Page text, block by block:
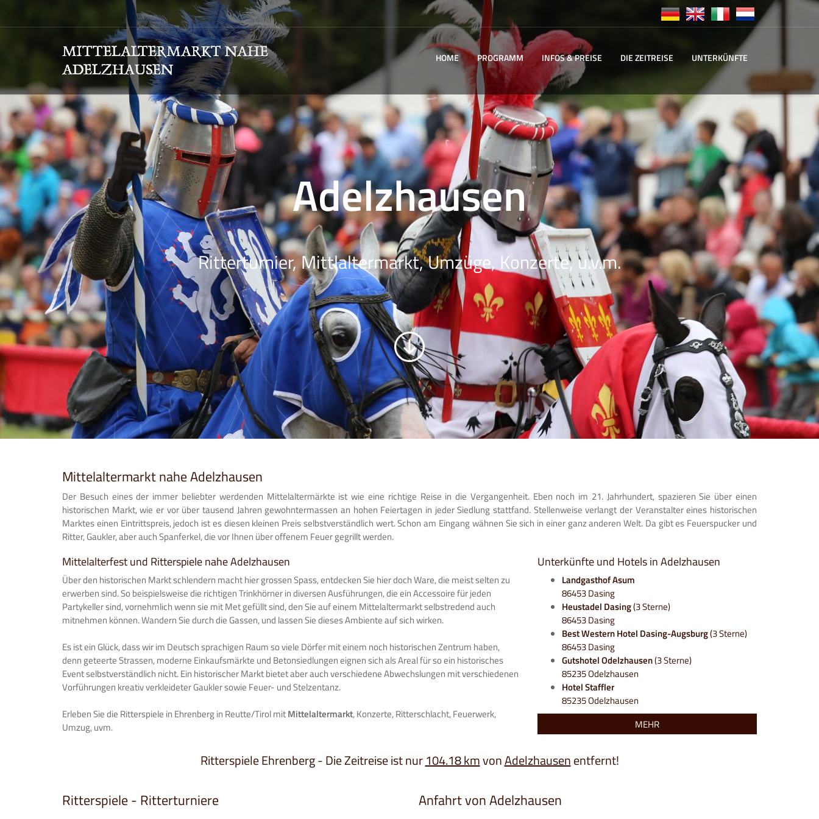
HOME PROGRAMM INFOS & PREISE DIE ZEITREISE UNTERKÜNFTE
Adelzhausen
Ritterturnier, Mittlaltermarkt, Umzüge, Konzerte, u.v.m.
Mittelaltermarkt nahe Adelzhausen
Der Besuch eines der immer beliebter werdenden Mittelaltermärkte ist wie eine richtige Reise in die Vergangenheit. Eben noch im 21. Jahrhundert, spazieren Sie über einen
historischen Markt, wie er vor über tausend Jahren gewohntermassen an hohen Feiertagen in jeder Siedlung stattfand. Stellenweise verlangt der Veranstalter eines historischen
Marktes einen Eintrittspreis, jedoch ist es diesen kleinen Preis selbstverständlich wert. Schon am Eingang wähnen Sie sich in einer ganz anderen Welt. Da gibt es Feuerspucker und
Ritter, Gaukler, aber auch Spanferkel, die vor Ihnen über offenem Feuer gegrillt werden.
Mittelalterfest und Ritterspiele nahe Adelzhausen
Über den historischen Markt schlendern macht hier grossen Spass, entdecken Sie hier doch Ware, die meist selten zu
erwerben sind. So beispielsweise die richtigen Trinkhörner in diversen Ausführungen, die ein Accessoire für jeden
Partykeller sind, vornehmlich wenn sie mit Met gefüllt sind, den Sie auf einem Mittelaltermarkt selbstredend auch
mitnehmen können. Wandern Sie durch die Gassen, und lassen Sie dieses Ambiente auf sich wirken.
Es ist ein Glück, dass wir im Deutsch sprachigen Raum so viele Dörfer mit einem noch historischen Zentrum haben,
denn geteerte Strassen, moderne Einkaufsmärkte und Betonsiedlungen eignen sich als Areal für so ein historisches
Event selbstverständlich nicht. Ein historischer Markt bietet aber auch verschiedene Abwechslungen mit verschiedenen
Vorführungen kreativ verkleideter Gaukler sowie Feuer- und Stelzentanz.
Erleben Sie die Ritterspiele in Ehrenberg in Reutte/Tirol mitMittelaltermarkt, Konzerte, Ritterschlacht, Feuerwerk,
Umzug, uvm.
Unterkünfte und Hotels in Adelzhausen
Landgasthof Asum
86453 Dasing
Heustadel Dasing(3 Sterne)
86453 Dasing
Best Western Hotel Dasing-Augsburg(3 Sterne)
86453 Dasing
Gutshotel Odelzhausen(3 Sterne)
85235 Odelzhausen
Hotel Staffler
85235 Odelzhausen
MEHR
Ritterspiele Ehrenberg - Die Zeitreise ist nur104.18 kmvonAdelzhausenentfernt!
Ritterspiele - Ritterturniere Anfahrt von Adelzhausen